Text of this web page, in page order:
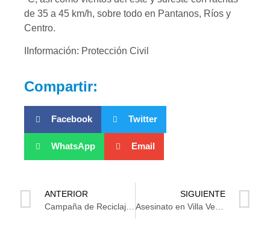
de 35 a 45 km/h, sobre todo en Pantanos, Ríos y
Centro.
IInformación: Protección Civil
Compartir:
Facebook Twitter
WhatsApp Email
ANTERIOR
Campaña de Reciclaje con Causa “Reciclar es Vida”
SIGUIENTE
Asesinato en Villa Verde, Teapa